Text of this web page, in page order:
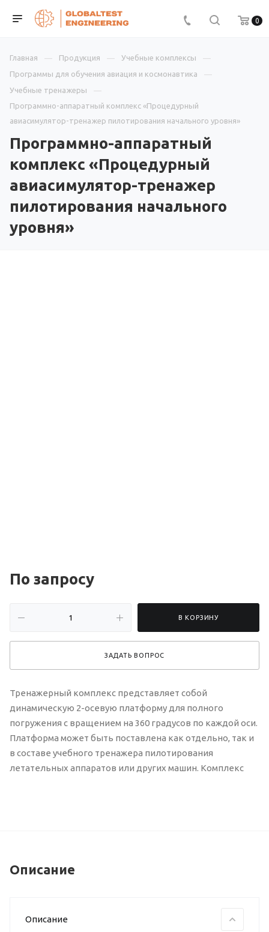
0
Главная Продукция
Учебные комплексы
Программы для обучения авиация и космонавтика
Учебные тренажеры
Программно-аппаратный комплекс «Процедурный
авиасимулятор-тренажер пилотирования начального уровня»
Программно-аппаратный
комплекс «Процедурный
авиасимулятор-тренажер
пилотирования начального
уровня»
По запросу
В КОРЗИНУ
ЗАДАТЬ ВОПРОС
Тренажерный комплекс представляет собой
динамическую 2-осевую платформу для полного
погружения с вращением на 360 градусов по каждой оси.
Платформа может быть поставлена как отдельно, так и
в составе учебного тренажера пилотирования
летательных аппаратов или других машин. Комплекс
Описание
Описание